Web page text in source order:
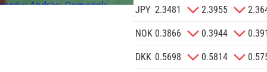
Andrzej Domański –
JPY 2.3481 2.3955
NOK 0.3866 0.3944
DKK 0.5698 0.5814